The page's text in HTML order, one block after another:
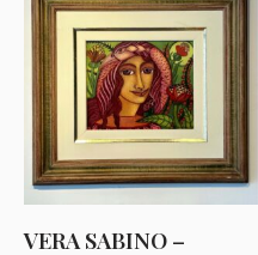
VERA SABINO –